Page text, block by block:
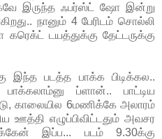
இருந்த ஃபர்ஸ்ட் ஷோ இன்று
நானும் 4 பேரிடம் சொல்லி
டயத்துக்கு தேட்டருக்கு
படத்த பாக்க பிடிக்கல..
ப்ளான்.. பாட்டிய
காலையில 6மணிக்கே அலாரம்
ஊத்தி எழுப்பிவிட்டதும் அவசர
இப்ப... படம் 9.30க்கு